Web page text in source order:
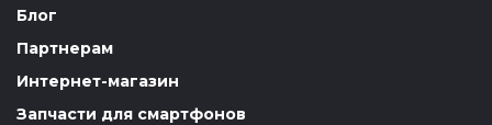
Блог
Партнерам
Интернет-магазин
Запчасти для смартфонов